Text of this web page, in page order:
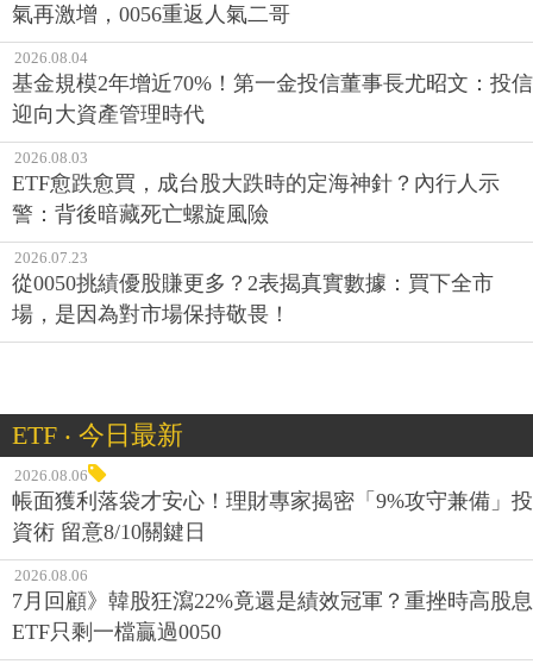
氣再激增，0056重返人氣二哥
2026.08.04
基金規模2年增近70%！第一金投信董事長尤昭文：投信
迎向大資產管理時代
2026.08.03
ETF愈跌愈買，成台股大跌時的定海神針？內行人示
警：背後暗藏死亡螺旋風險
2026.07.23
從0050挑績優股賺更多？2表揭真實數據：買下全市
場，是因為對市場保持敬畏！
ETF ‧ 今日最新
2026.08.06
帳面獲利落袋才安心！理財專家揭密「9%攻守兼備」投
資術 留意8/10關鍵日
2026.08.06
7月回顧》韓股狂瀉22%竟還是績效冠軍？重挫時高股息
ETF只剩一檔贏過0050